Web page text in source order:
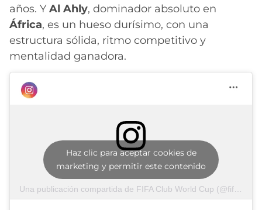
años. YAl Ahly, dominador absoluto en
África, es un hueso durísimo, con una
estructura sólida, ritmo competitivo y
mentalidad ganadora.
Una publicación compartida de FIFA Club World Cup (@fifaclubworldcup)
Haz clic para aceptar cookies de
marketing y permitir este contenido